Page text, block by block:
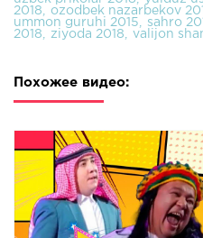
2018
ozodbek nazarbekov
ummon guruhi 2015
sahro
2018
ziyoda 2018 valijon
Похожее видео: